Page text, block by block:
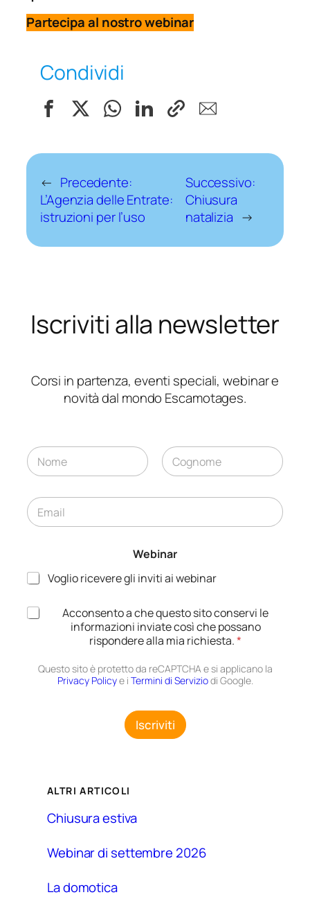
Partecipa al nostro webinar
Condividi
← Precedente:
L’Agenzia delle Entrate:
istruzioni per l’uso
Successivo:
Chiusura
natalizia →
Iscriviti alla newsletter
Corsi in partenza, eventi speciali, webinar e
novità dal mondo Escamotages.
a
l
N
o
m
*E
m
*
Webinar
Voglio ricevere gli inviti ai webinar
A
Acconsento a che questo sito conservi le
informazioni inviate così che possano
rispondere alla mia richiesta.*
Questo sito è protetto da reCAPTCHA e si applicano la
Privacy Policye i Termini di Serviziodi Google.
Iscriviti
ALTRI ARTICOLI
Chiusura estiva
Webinar di settembre 2026
La domotica